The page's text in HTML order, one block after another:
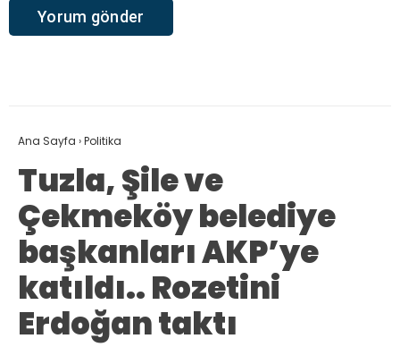
Ana Sayfa ›Politika
Tuzla, Şile ve
Çekmeköy belediye
başkanları AKP’ye
katıldı.. Rozetini
Erdoğan taktı